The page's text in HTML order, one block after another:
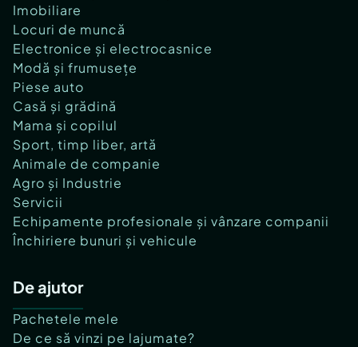
Imobiliare
Locuri de muncă
Electronice și electrocasnice
Modă și frumusețe
Piese auto
Casă și grădină
Mama și copilul
Sport, timp liber, artă
Animale de companie
Agro și Industrie
Servicii
Echipamente profesionale și vânzare companii
Închiriere bunuri și vehicule
De ajutor
Pachetele mele
De ce să vinzi pe lajumate?